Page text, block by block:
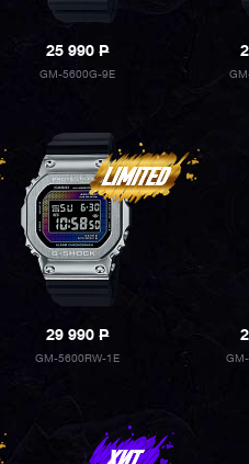
25 990P
GM-5600G-9E
29 990P
GM-5600RW-1E